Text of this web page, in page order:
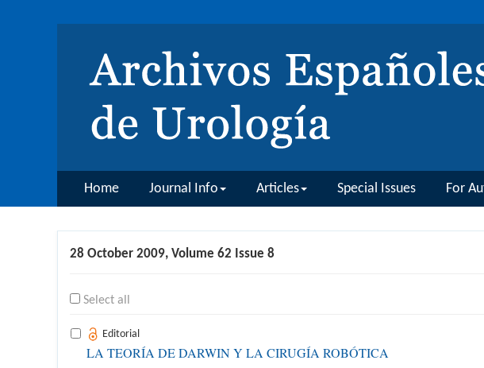
Home Journal Info Articles Special Issues For
28 October 2009, Volume 62 Issue 8
Select all
Editorial
LA TEORÍA DE DARWIN Y LA CIRUGÍA ROBÓTICA